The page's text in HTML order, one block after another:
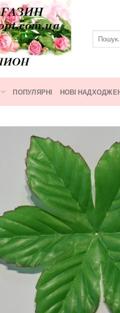
Шукати:
ПОПУЛЯРНІ НОВІ